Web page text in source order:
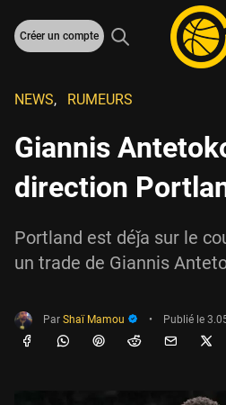
Créer un compte
NEWS, RUMEURS
Giannis
direction
Portland est déǰa sur le
un trade de Giannis
Par Shaï Mamou • Publié le